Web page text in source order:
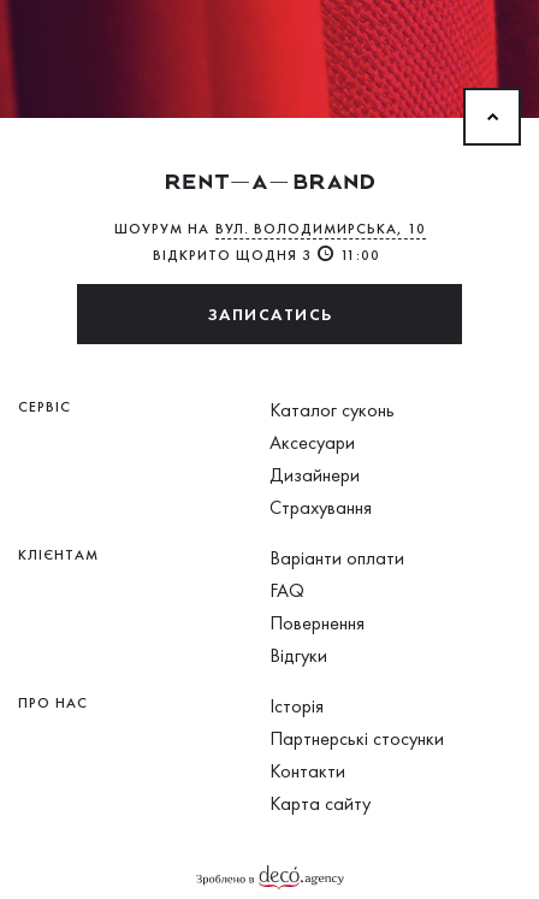
ШОУРУМ НА ВУЛ. ВОЛОДИМИРСЬКА, 10
ВІДКРИТО ЩОДНЯ З
11:00
ЗАПИСАТИСЬ
СЕРВІС
Каталог суконь
Аксесуари
Дизайнери
Страхування
КЛІЄНТАМ
Варіанти оплати
FAQ
Повернення
Відгуки
ПРО НАС
Історія
Партнерські стосунки
Контакти
Карта сайту